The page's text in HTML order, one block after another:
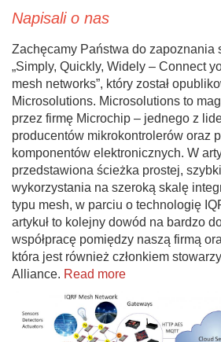
Napisali o nas
Zachęcamy Państwa do zapoznania
„Simply, Quickly, Widely – Connect
mesh networks”, który został
Microsolutions. Microsolutions to
przez firmę Microchip – jednego z
producentów mikrokontrolerów oraz
komponentów elektronicznych. W
przedstawiona ścieżka prostej,
wykorzystania na szeroką skalę
typu mesh, w parciu o technologię
artykuł to kolejny dowód na bardzo
współpracę pomiędzy naszą firmą
która jest również członkiem
Alliance. Read more